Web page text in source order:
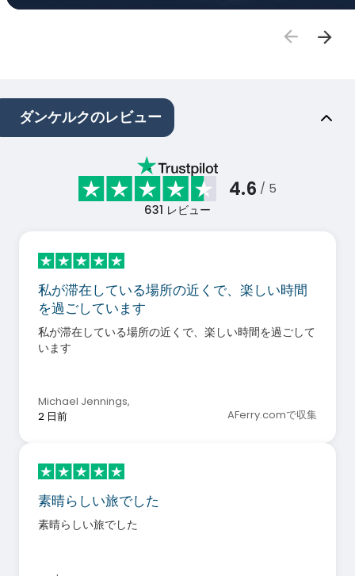
ダンケルクのレビュー
4.6 / 5
631 レビュー
私が滞在している場所の近くで、楽しい時間
を過ごしています
私が滞在している場所の近くで、楽しい時間を過ごして
います
Michael Jennings,
2 日前
AFerry.comで収集
素晴らしい旅でした
素晴らしい旅でした